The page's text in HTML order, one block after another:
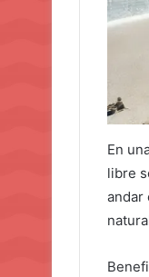
En
libre
andar